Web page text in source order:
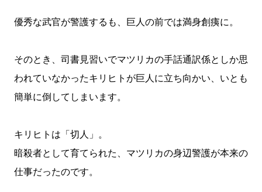
優秀な武官が警護するも、巨人の前では満身創痍に。
そのとき、司書見習いでマツリカの手話通訳係としか思
われていなかったキリヒトが巨人に立ち向かい、いとも
簡単に倒してしまいます。
キリヒトは「切人」。
暗殺者として育てられた、マツリカの身辺警護が本来の
仕事だったのです。